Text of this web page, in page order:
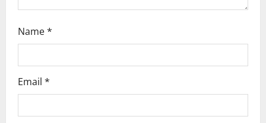
Name*
Email *